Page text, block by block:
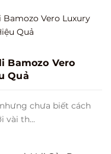
Bamozo Vero
Quả
chưa biết cách
vài th...